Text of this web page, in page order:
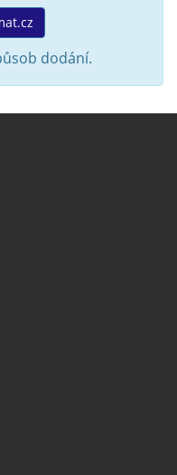
dodání.